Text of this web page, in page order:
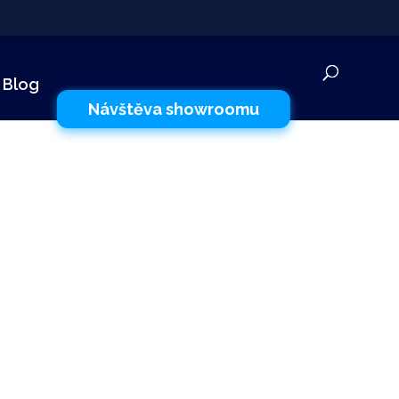
Blog
Návštěva showroomu